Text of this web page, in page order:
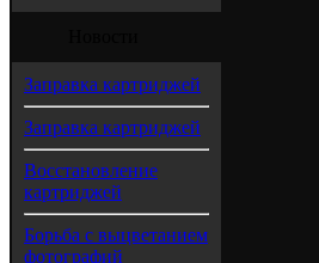
Заправка картриджей
Заправка картриджей
Восстановление
картриджей
Борьба с выцветанием
фотографий